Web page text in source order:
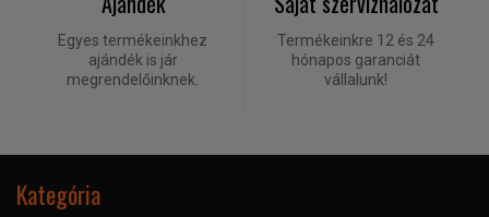
Egyes termékeinkhez
ajándék is jár
megrendelőinknek.
Termékeinkre 12 és 24
hónapos garanciát
vállalunk!
Kategória